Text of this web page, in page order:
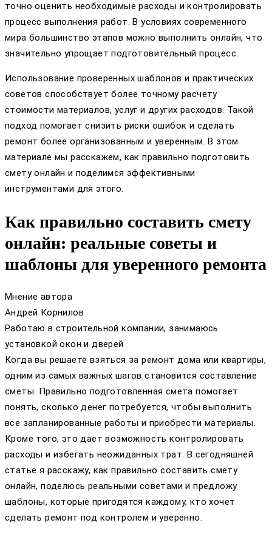
точно оценить необходимые расходы и контролировать
процесс выполнения работ. В условиях современного
мира большинство этапов можно выполнить онлайн, что
значительно упрощает подготовительный процесс.
Использование проверенных шаблонов и практических
советов способствует более точному расчету
стоимости материалов, услуг и других расходов. Такой
подход помогает снизить риски ошибок и сделать
ремонт более организованным и уверенным. В этом
материале мы расскажем, как правильно подготовить
смету онлайн и поделимся эффективными
инструментами для этого.
Как правильно составить смету
онлайн: реальные советы и
шаблоны для уверенного ремонта
Мнение автора
Андрей Корнилов
Работаю в строительной компании, занимаюсь
установкой окон и дверей
Когда вы решаете взяться за ремонт дома или квартиры,
одним из самых важных шагов становится составление
сметы. Правильно подготовленная смета помогает
понять, сколько денег потребуется, чтобы выполнить
все запланированные работы и приобрести материалы.
Кроме того, это дает возможность контролировать
расходы и избегать неожиданных трат. В сегодняшней
статье я расскажу, как правильно составить смету
онлайн, поделюсь реальными советами и предложу
шаблоны, которые пригодятся каждому, кто хочет
сделать ремонт под контролем и уверенно.